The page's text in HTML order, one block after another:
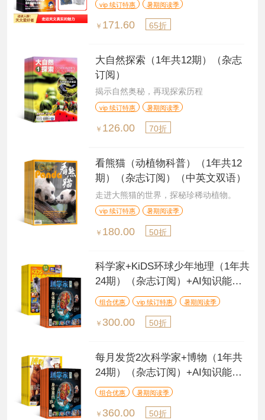
vip 续订特惠 暑期阅读季
￥ 171.60 65折
大自然探索（1年共12期）（杂志
订阅）
揭示自然奥秘，再现探索历程
vip 续订特惠 暑期阅读季
￥ 126.00 70折
看熊猫（动植物科普）（1年共12
期）（杂志订阅）（中英文双语）
走进大熊猫的世界，探秘珍稀动植物。
vip 续订特惠 暑期阅读季
￥ 180.00 50折
科学家+KiDS环球少年地理（1年共
24期）（杂志订阅）+AI知识能量
卡
组合优惠 vip 续订特惠 暑期阅读季
￥ 300.00 50折
每月发货2次科学家+博物（1年共
24期）（杂志订阅）+AI知识能量
卡
组合优惠 暑期阅读季
￥ 360.00 50折